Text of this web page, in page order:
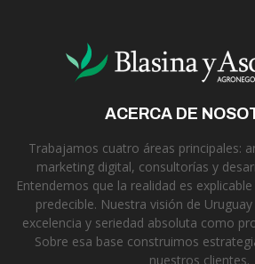
ACERCA DE
Trabajamos cuatro áreas principales:
marketing digital, consultorías y
Entendemos que la realidad es
predecible. Nuestra visión de
excelencia y seriedad absoluta como
Sobre esa base construimos
nuestros clientes.